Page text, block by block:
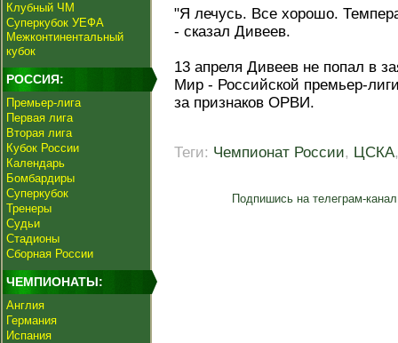
Клубный ЧМ
Суперкубок УЕФА
Межконтинентальный
кубок
РОССИЯ:
Премьер-лига
Первая лига
Вторая лига
Кубок России
Календарь
Бомбардиры
Суперкубок
Тренеры
Судьи
Стадионы
Сборная России
ЧЕМПИОНАТЫ:
Англия
Германия
Испания
"Я лечусь. Все хорошо.
- сказал Дивеев.
13 апреля Дивеев не попал в
Мир - Российской премьер-
за признаков ОРВИ.
Теги: Чемпионат России, ЦСКА
Подпишись на телеграм-